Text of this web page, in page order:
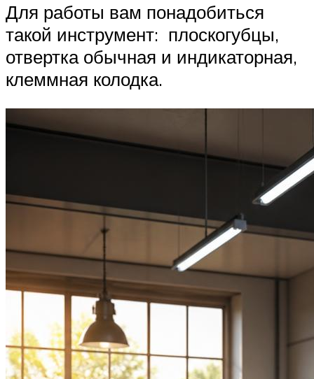
Для работы вам понадобиться
такой инструмент: плоскогубцы,
отвертка обычная и индикаторная,
клеммная колодка.